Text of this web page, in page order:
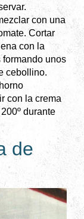
con una
Cortar
con la
unos
cebollino.
con la crema
durante
de